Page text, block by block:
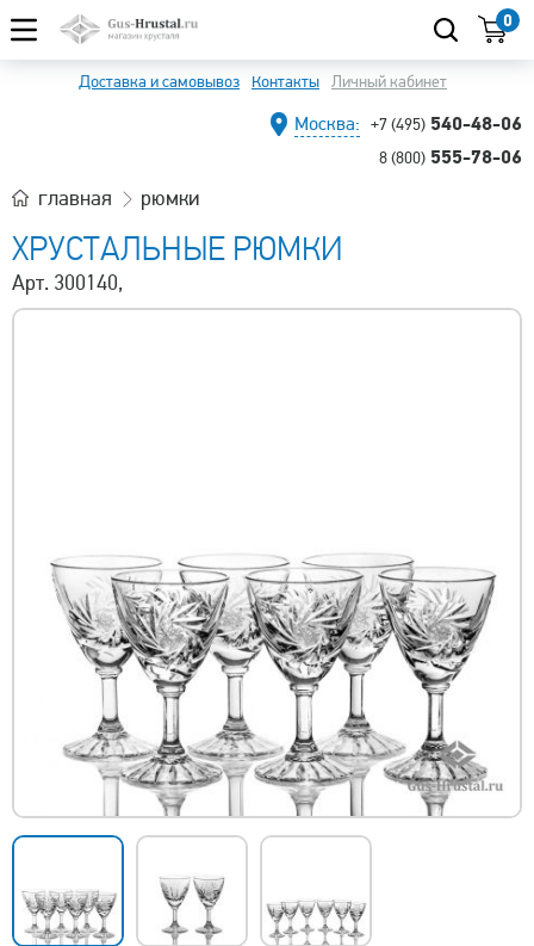
0
Доставка и самовывоз Контакты Личный кабинет
Москва: +7 (495) 540-48-06
8 (800) 555-78-06
главная рюмки
ХРУСТАЛЬНЫЕ РЮМКИ
Арт. 300140,